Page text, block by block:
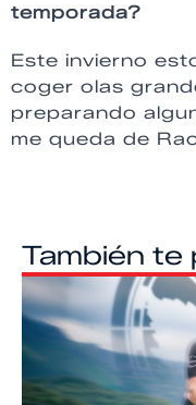
temporada?
Este invierno
coger olas
preparando
me queda de
También te